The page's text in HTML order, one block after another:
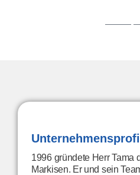
1996 gründete Herr Tama
Markisen. Er und sein